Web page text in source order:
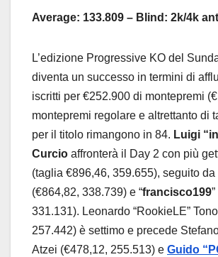
Average: 133.809 – Blind: 2k/4k
L’edizione Progressive KO del
diventa un successo in termini di
iscritti per €252.900 di montepremi
montepremi regolare e altrettanto di
per il titolo rimangono in 84. Luigi
Curcio affronterà il Day 2 con più
(taglia €896,46, 359.655), seguito da
(€864,82, 338.739) e “francisco199
331.131). Leonardo “RookieLE”
257.442) è settimo e precede
Atzei (€478,12, 255.513) e Guido